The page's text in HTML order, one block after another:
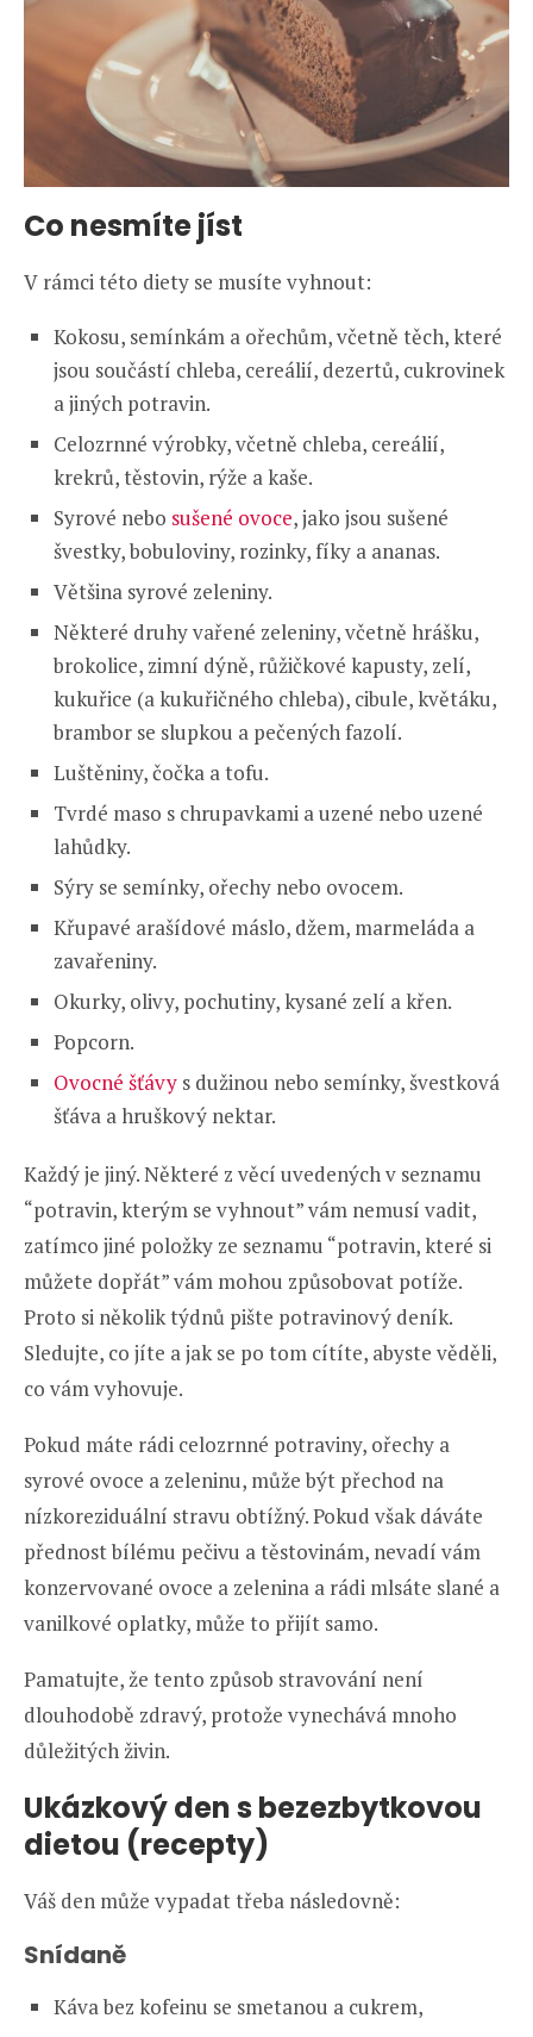
Co nesmíte jíst
V rámci této diety se musíte vyhnout:
Kokosu, semínkám a ořechům, včetně těch, které
jsou součástí chleba, cereálií, dezertů, cukrovinek
a jiných potravin.
Celozrnné výrobky, včetně chleba, cereálií,
krekrů, těstovin, rýže a kaše.
Syrové nebo sušené ovoce, jako jsou sušené
švestky, bobuloviny, rozinky, fíky a ananas.
Většina syrové zeleniny.
Některé druhy vařené zeleniny, včetně hrášku,
brokolice, zimní dýně, růžičkové kapusty, zelí,
kukuřice (a kukuřičného chleba), cibule, květáku,
brambor se slupkou a pečených fazolí.
Luštěniny, čočka a tofu.
Tvrdé maso s chrupavkami a uzené nebo uzené
lahůdky.
Sýry se semínky, ořechy nebo ovocem.
Křupavé arašídové máslo, džem, marmeláda a
zavařeniny.
Okurky, olivy, pochutiny, kysané zelí a křen.
Popcorn.
Ovocné šťávy s dužinou nebo semínky, švestková
šťáva a hruškový nektar.
Každý je jiný. Některé z věcí uvedených v seznamu
“potravin, kterým se vyhnout” vám nemusí vadit,
zatímco jiné položky ze seznamu “potravin, které si
můžete dopřát” vám mohou způsobovat potíže.
Proto si několik týdnů pište potravinový deník.
Sledujte, co jíte a jak se po tom cítíte, abyste věděli,
co vám vyhovuje.
Pokud máte rádi celozrnné potraviny, ořechy a
syrové ovoce a zeleninu, může být přechod na
nízkoreziduální stravu obtížný. Pokud však dáváte
přednost bílému pečivu a těstovinám, nevadí vám
konzervované ovoce a zelenina a rádi mlsáte slané a
vanilkové oplatky, může to přijít samo.
Pamatujte, že tento způsob stravování není
dlouhodobě zdravý, protože vynechává mnoho
důležitých živin.
Ukázkový den s bezezbytkovou
dietou (recepty)
Váš den může vypadat třeba následovně:
Snídaně
Káva bez kofeinu se smetanou a cukrem,